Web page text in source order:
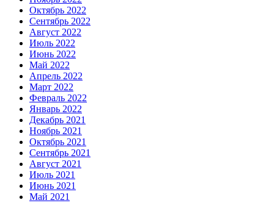
Октябрь 2022
Сентябрь 2022
Август 2022
Июль 2022
Июнь 2022
Май 2022
Апрель 2022
Март 2022
Февраль 2022
Январь 2022
Декабрь 2021
Ноябрь 2021
Октябрь 2021
Сентябрь 2021
Август 2021
Июль 2021
Июнь 2021
Май 2021